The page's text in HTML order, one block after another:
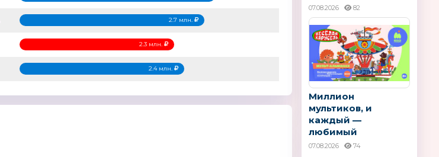
2.7 млн.
2.3 млн.
2.4 млн.
07.08.2026 82
Миллион
мультиков, и
каждый —
любимый
07.08.2026 74